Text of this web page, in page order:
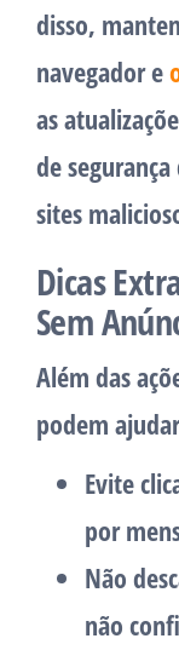
disso,
navegador e
as
de
sites
Dicas
Sem
Além das
podem
Evite
por
Não
não